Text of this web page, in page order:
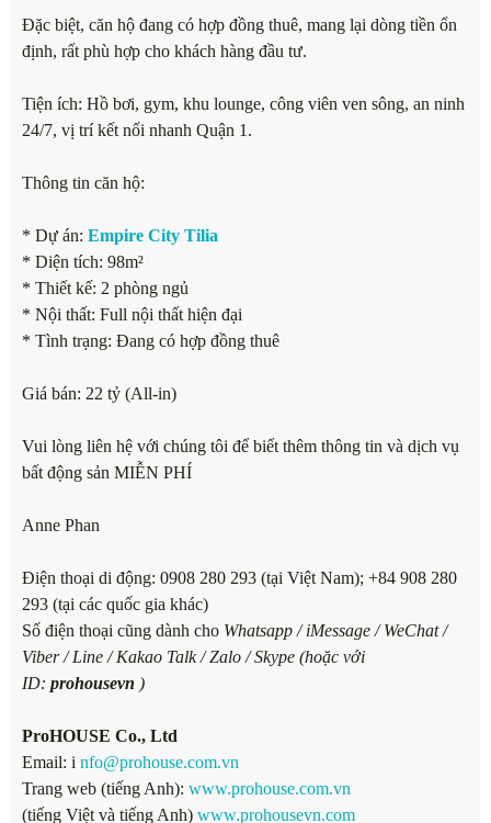
Đặc biệt, căn hộ đang có hợp đồng thuê, mang lại dòng tiền ổn
định, rất phù hợp cho khách hàng đầu tư.
Tiện ích: Hồ bơi, gym, khu lounge, công viên ven sông, an ninh
24/7, vị trí kết nối nhanh Quận 1.
Thông tin căn hộ:
* Dự án: Empire City Tilia
* Diện tích: 98m²
* Thiết kế: 2 phòng ngủ
* Nội thất: Full nội thất hiện đại
* Tình trạng: Đang có hợp đồng thuê
Giá bán: 22 tỷ (All-in)
Vui lòng liên hệ với chúng tôi để biết thêm thông tin và dịch vụ
bất động sản MIỄN PHÍ
Anne Phan
Điện thoại di động: 0908 280 293 (tại Việt Nam); +84 908 280
293 (tại các quốc gia khác)
Số điện thoại cũng dành cho Whatsapp / iMessage / WeChat /
Viber / Line / Kakao Talk / Zalo / Skype (hoặc với
ID: prohousevn )
ProHOUSE Co., Ltd
Email: i nfo@prohouse.com.vn
Trang web (tiếng Anh): www.prohouse.com.vn
(tiếng Việt và tiếng Anh) www.prohousevn.com